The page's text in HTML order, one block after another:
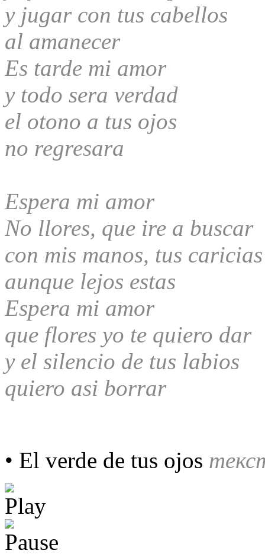
y jugar con tus cabellos
al amanecer
Es tarde mi amor
y todo sera verdad
el otono a tus ojos
no regresara
Espera mi amor
No llores, que ire a buscar
con mis manos, tus caricias
aunque lejos estas
Espera mi amor
que flores yo te quiero dar
y el silencio de tus labios
quiero asi borrar
• El verde de tus ojos